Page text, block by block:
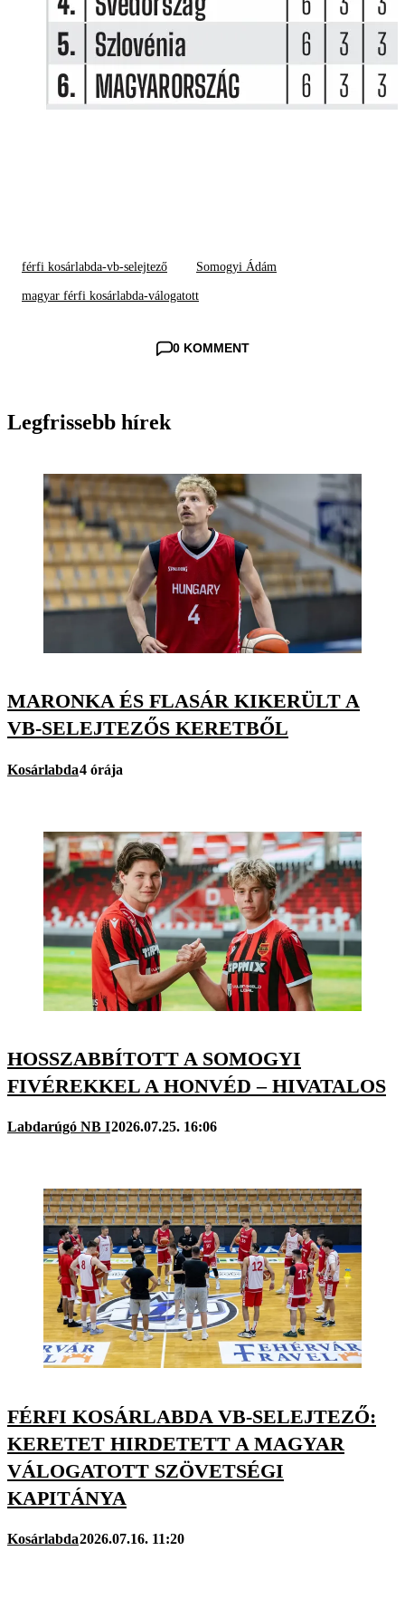
férfi kosárlabda-vb-selejtező Somogyi Ádám
magyar férfi kosárlabda-válogatott
0 KOMMENT
Legfrissebb hírek
MARONKA ÉS FLASÁR KIKERÜLT A
VB-SELEJTEZŐS KERETBŐL
Kosárlabda4 órája
HOSSZABBÍTOTT A SOMOGYI
FIVÉREKKEL A HONVÉD – HIVATALOS
Labdarúgó NB I2026.07.25. 16:06
FÉRFI KOSÁRLABDA VB-SELEJTEZŐ:
KERETET HIRDETETT A MAGYAR
VÁLOGATOTT SZÖVETSÉGI
KAPITÁNYA
Kosárlabda2026.07.16. 11:20